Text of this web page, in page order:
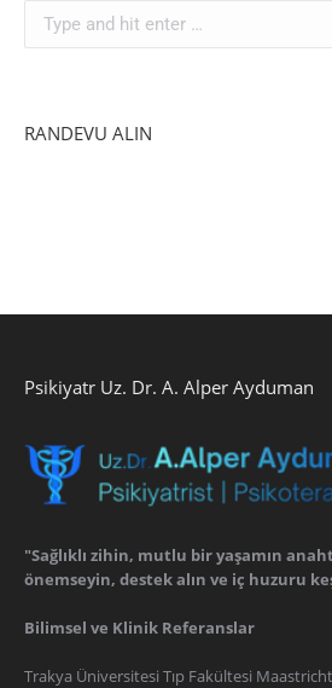
Search:
RANDEVU ALIN
Psikiyatr Uz. Dr. A. Alper Ayduman
"Sağlıklı zihin, mutlu bir yaşamın
önemseyin, destek alın ve iç huzuru
Bilimsel ve Klinik Referanslar
Trakya Üniversitesi Tıp Fakültesi